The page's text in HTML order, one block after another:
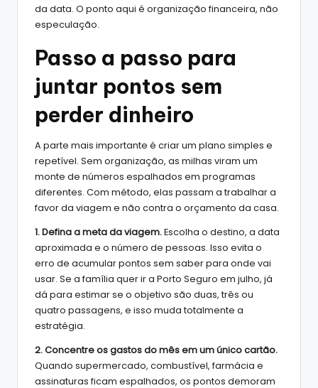
da data. O ponto aqui é organização financeira, não
especulação.
Passo a passo para
juntar pontos sem
perder dinheiro
A parte mais importante é criar um plano simples e
repetível. Sem organização, as milhas viram um
monte de números espalhados em programas
diferentes. Com método, elas passam a trabalhar a
favor da viagem e não contra o orçamento da casa.
1. Defina a meta da viagem.Escolha o destino, a data
aproximada e o número de pessoas. Isso evita o
erro de acumular pontos sem saber para onde vai
usar. Se a família quer ir a Porto Seguro em julho, já
dá para estimar se o objetivo são duas, três ou
quatro passagens, e isso muda totalmente a
estratégia.
2. Concentre os gastos do mês em um único cartão.
Quando supermercado, combustível, farmácia e
assinaturas ficam espalhados, os pontos demoram